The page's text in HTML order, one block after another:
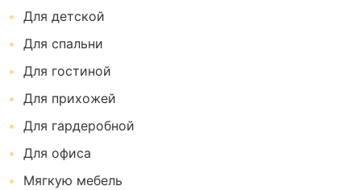
Для детской
Для спальни
Для гостиной
Для прихожей
Для гардеробной
Для офиса
Мягкую мебель